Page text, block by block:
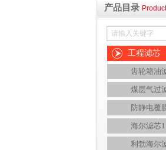
产品目录
工程滤芯
齿轮箱油
煤层气过
防静电覆
海尔滤芯
利勃海尔